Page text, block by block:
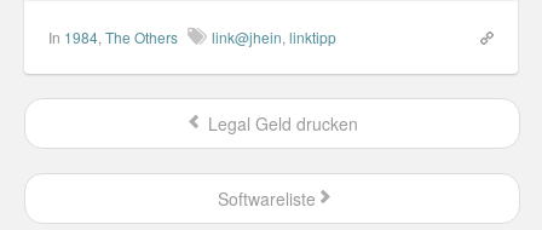
In 1984, The Others link@jhein, linktipp
Legal Geld drucken
Softwareliste